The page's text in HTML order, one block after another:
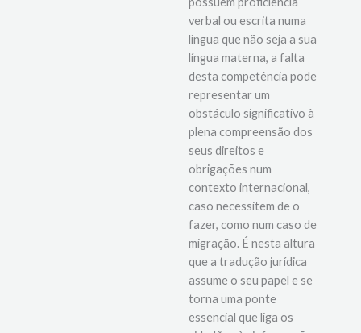
Para aqueles que não
possuem proficiência
verbal ou escrita numa
língua que não seja a sua
língua materna, a falta
desta competência pode
representar um
obstáculo significativo à
plena compreensão dos
seus direitos e
obrigações num
contexto internacional,
caso necessitem de o
fazer, como num caso de
migração. É nesta altura
que a tradução jurídica
assume o seu papel e se
torna uma ponte